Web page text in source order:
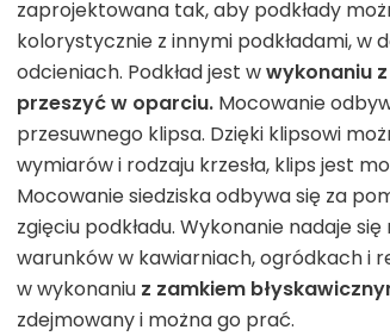
zaprojektowana tak, aby podkłady
kolorystycznie z innymi podkładami,
odcieniach. Podkład jest wwykonaniu
przeszyć w oparciu. Mocowanie
przesuwnego klipsa. Dzięki klipsowi
wymiarów i rodzaju krzesła, klips jest
Mocowanie siedziska odbywa się za
zgięciu podkładu. Wykonanie nadaje
warunków w kawiarniach, ogródkach i
w wykonaniu z zamkiem
zdejmowany i można go prać.